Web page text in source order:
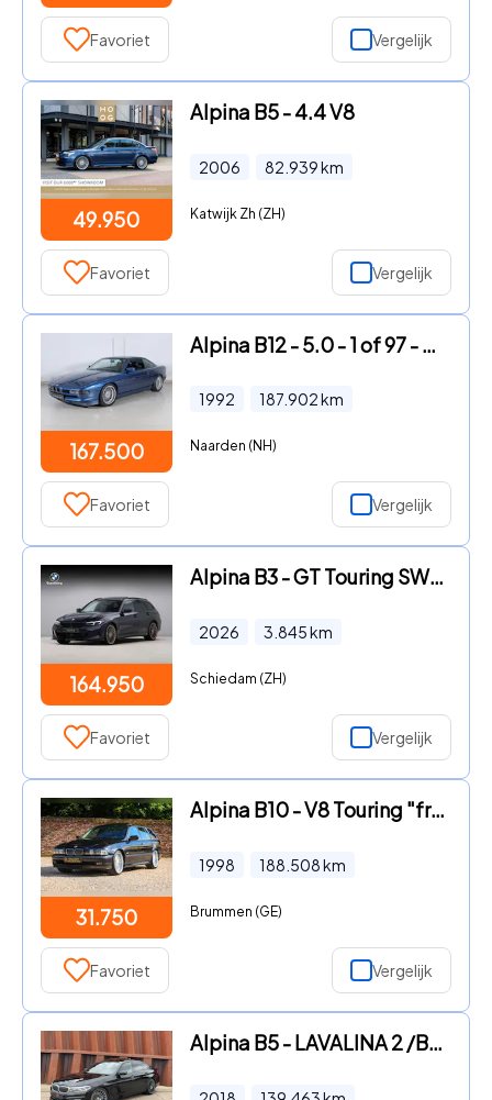
Favoriet Vergelijk
49.950
Alpina B5 - 4.4 V8
2006 82.939km
Katwijk Zh (ZH)
Favoriet Vergelijk
167.500
Alpina B12 - 5.0 - 1 of 97 - Sonderlack - Fully Documented
1992 187.902km
Naarden (NH)
Favoriet Vergelijk
164.950
Alpina B3 - GT Touring SWITCH-TRONIC Allrad - Carbon Black
2026 3.845km
Schiedam (ZH)
Favoriet Vergelijk
31.750
Alpina B10 - V8 Touring "from Geneva" Ordered and delivered in Geneva - S
1998 188.508km
Brummen (GE)
Favoriet Vergelijk
Alpina B5 - LAVALINA 2 /B&W Diamond / Sperdiff / Massage / 1e Eigenaar /